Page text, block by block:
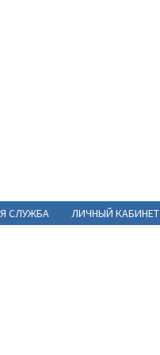
СЛУЖБА ЛИЧНЫЙ КАБИНЕТ